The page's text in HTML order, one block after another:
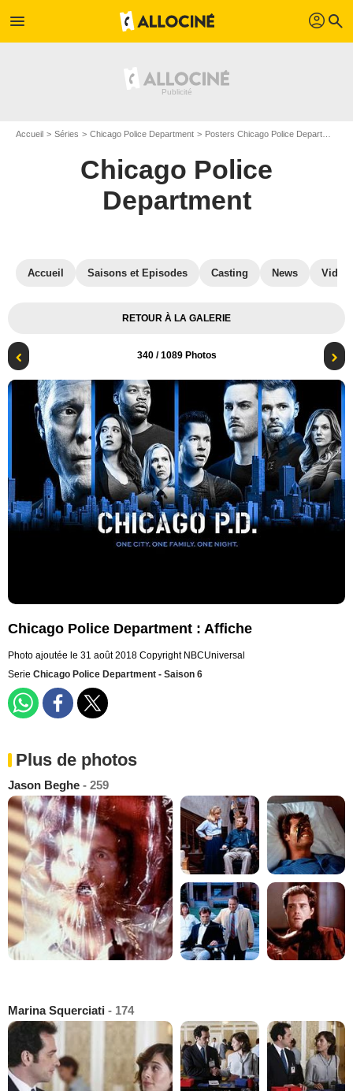
menu profil search
Accueil Séries Chicago Police Department Posters Chicago Police Department
Chicago Police
Department
Accueil Saisons et Episodes Casting News
RETOUR À LA GALERIE
340/ 1089 Photos
Chicago Police Department : Affiche
Photo ajoutée le 31 août 2018 Copyright NBCUniversal
Serie Chicago Police Department - Saison 6
Plus de photos
Jason Beghe - 259
Marina Squerciati - 174